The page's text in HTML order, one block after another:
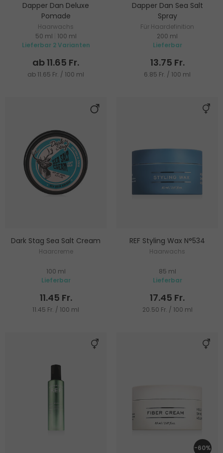
Dapper Dan Deluxe
Pomade
Haarwachs
50 ml
100 ml
Lieferbar 2 Varianten
ab 11.65 Fr.
ab 11.65 Fr. / 100 ml
Dapper Dan Sea Salt
Spray
Für Haardefinition
200 ml
Lieferbar
13.75 Fr.
6.85 Fr. / 100 ml
Dark Stag Sea Salt Cream
Haarcreme
100 ml
Lieferbar
11.45 Fr.
11.45 Fr. / 100 ml
REF Styling Wax N°534
Haarwachs
85 ml
Lieferbar
17.45 Fr.
20.50 Fr. / 100 ml
-60%